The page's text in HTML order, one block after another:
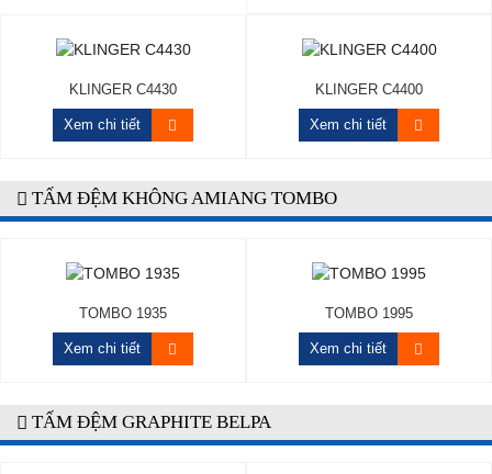
KLINGER C4430
Xem chi tiết
KLINGER C4400
Xem chi tiết
TẤM ĐỆM KHÔNG AMIANG TOMBO
TOMBO 1935
Xem chi tiết
TOMBO 1995
Xem chi tiết
TẤM ĐỆM GRAPHITE BELPA